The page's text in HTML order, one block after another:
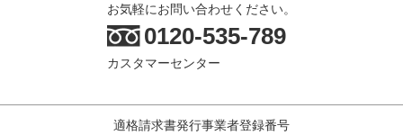
お気軽にお問い合わせください。
0120-535-789
カスタマーセンター
適格請求書発行事業者登録番号